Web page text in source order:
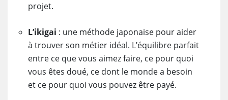
projet.
L’ikigai : une méthode japonaise pour aider
à trouver son métier idéal. L’équilibre parfait
entre ce que vous aimez faire, ce pour quoi
vous êtes doué, ce dont le monde a besoin
et ce pour quoi vous pouvez être payé.